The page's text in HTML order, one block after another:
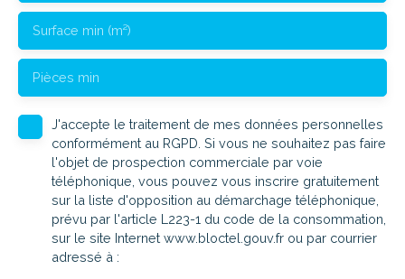
Surface min (m²)
Pièces min
J'accepte le traitement de mes données personnelles
conformément au RGPD. Si vous ne souhaitez pas faire
l'objet de prospection commerciale par voie
téléphonique, vous pouvez vous inscrire gratuitement
sur la liste d'opposition au démarchage téléphonique,
prévu par l'article L223-1 du code de la consommation,
sur le site Internet www.bloctel.gouv.fr ou par courrier
adressé à :